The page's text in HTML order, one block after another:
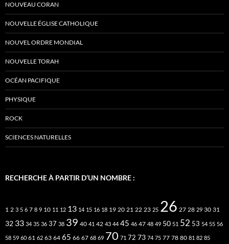
NOUVEAU CORAN
NOUVELLE ÉGLISE CATHOLIQUE
NOUVEL ORDRE MONDIAL
NOUVELLE TORAH
OCÉAN PACIFIQUE
PHYSIQUE
ROCK
SCIENCES NATURELLES
RECHERCHE À PARTIR D’UN NOMBRE :
1 2 3 5 6 7 8 9 10 11 12 13 14 15 16 18 19 20 21 22 23 25 26 27 28 29 30 31
32 33 34 35 36 37 38 39 40 41 42 43 44 45 46 47 48 49 50 51 52 53 54 55 56
58 59 60 61 62 63 64 65 66 67 68 69 70 71 72 73 74 75 77 78 80 81 82 85